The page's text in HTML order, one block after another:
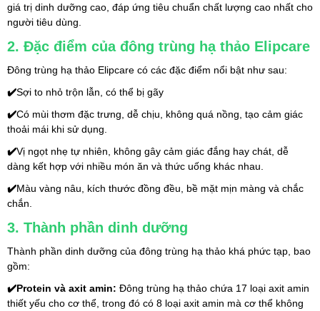
giá trị dinh dưỡng cao, đáp ứng tiêu chuẩn chất lượng cao nhất cho
người tiêu dùng.
2. Đặc điểm của đông trùng hạ thảo Elipcare
Đông trùng hạ thảo Elipcare có các đặc điểm nổi bật như sau:
✔️Sợi to nhỏ trộn lẫn, có thể bị gãy
✔️Có mùi thơm đặc trưng, dễ chịu, không quá nồng, tạo cảm giác
thoải mái khi sử dụng.
✔️Vị ngọt nhẹ tự nhiên, không gây cảm giác đắng hay chát, dễ
dàng kết hợp với nhiều món ăn và thức uống khác nhau.
✔️Màu vàng nâu, kích thước đồng đều, bề mặt mịn màng và chắc
chắn.
3. Thành phần dinh dưỡng
Thành phần dinh dưỡng của đông trùng hạ thảo khá phức tạp, bao
gồm:
✔️Protein và axit amin: Đông trùng hạ thảo chứa 17 loại axit amin
thiết yếu cho cơ thể, trong đó có 8 loại axit amin mà cơ thể không